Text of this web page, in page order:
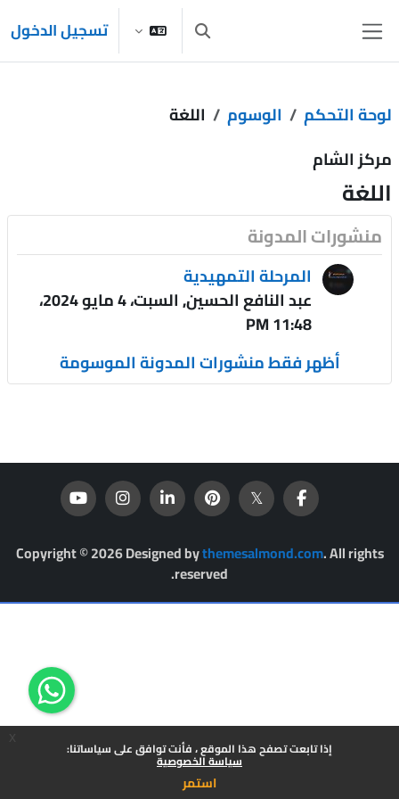
إذا تابعت تصفح هذا الموقع ، فأنت توافق على سياساتنا:
سياسة الخصوصية
استمر
واجهة جانبية تبديل إدخال البحثتسجيل الدخول
لوحة التحكم الوسوم
اللغة
مركز الشام
اللغة
منشورات المدونة
المرحلة التمهيدية
عبد النافع الحسين, السبت، 4 مايو 2024،
11:48 PM
أظهر فقط منشورات المدونة الموسومة
Copyright © 2026 Designed bythemesalmond.com. All rights
reserved.